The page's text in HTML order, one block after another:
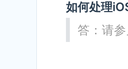
如何处理
答：请